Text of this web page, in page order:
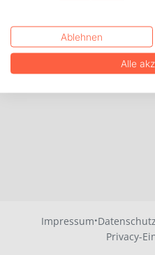
Impressum·Datenschutz
Privacy-
Ablehnen
Alle